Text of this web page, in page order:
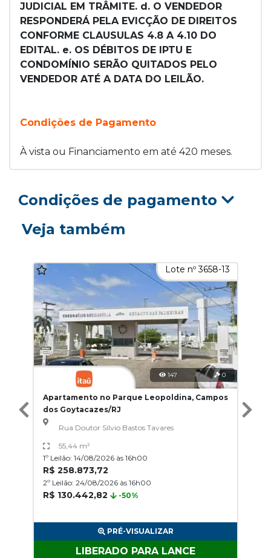
JUDICIAL EM TRÂMITE. d. O VENDEDOR
RESPONDERÁ PELA EVICÇÃO DE DIREITOS
CONFORME CLAUSULAS 4.8 A 4.10 DO
EDITAL. e. OS DÉBITOS DE IPTU E
CONDOMÍNIO SERÃO QUITADOS PELO
VENDEDOR ATÉ A DATA DO LEILÃO.
Condições de Pagamento
À vista ou Financiamento em até 420 meses.
Condições de pagamento
Veja também
Lote nº 3658-13
147 0
Apartamento no Parque Leopoldina, Campos
dos Goytacazes/RJ
Rua Doutor Sílvio Bastos Tavares
55,44 m²
1º Leilão: 14/08/2026 às 16h00
R$ 258.873,72
2º Leilão: 24/08/2026 às 16h00
R$ 130.442,82 -50%
PRÉ-VISUALIZAR
LIBERADO PARA LANCE